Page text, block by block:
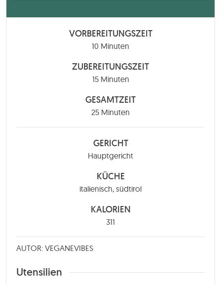
VORBEREITUNGSZEIT
10 Minuten
Minuten
ZUBEREITUNGSZEIT
15Minuten
Minuten
GESAMTZEIT
25Minuten
Minuten
GERICHT
Hauptgericht
KÜCHE
italienisch, südtirol
KALORIEN
311
AUTOR: VEGANEVIBES
Utensilien